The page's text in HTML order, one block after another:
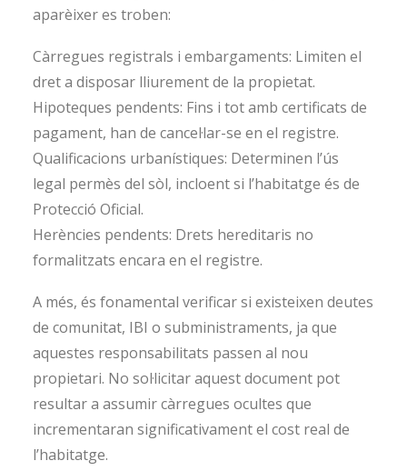
aparèixer es troben:
Càrregues registrals i embargaments: Limiten el
dret a disposar lliurement de la propietat.
Hipoteques pendents: Fins i tot amb certificats de
pagament, han de cancel·lar-se en el registre.
Qualificacions urbanístiques: Determinen l’ús
legal permès del sòl, incloent si l’habitatge és de
Protecció Oficial.
Herències pendents: Drets hereditaris no
formalitzats encara en el registre.
A més, és fonamental verificar si existeixen deutes
de comunitat, IBI o subministraments, ja que
aquestes responsabilitats passen al nou
propietari. No sol·licitar aquest document pot
resultar a assumir càrregues ocultes que
incrementaran significativament el cost real de
l’habitatge.